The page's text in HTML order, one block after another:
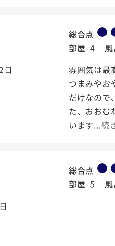
日
総合点
部屋 4 風
雰囲気は最
つまみやお
だけなので
た、おおむ
います...続
総合点
部屋 5 風